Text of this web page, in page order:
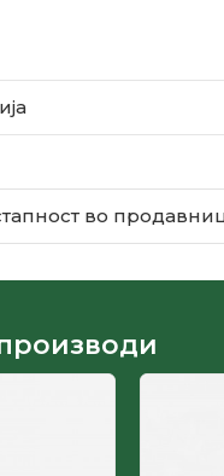
во